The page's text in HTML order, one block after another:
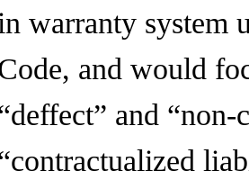
warranty system
and would
and